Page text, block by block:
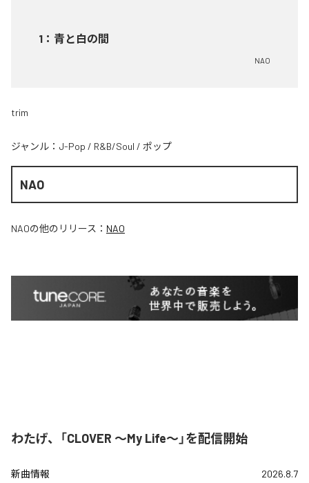
1 ： 青と白の間
NAO
trim
ジャンル： J-Pop / R&B/Soul / ポップ
NAO
NAOの他のリリース： NAO
わたげ、「CLOVER ～My Life～」を配信開始
新曲情報 2026.8.7